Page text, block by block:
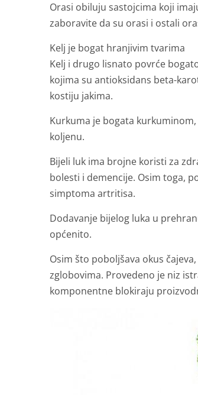
Orasi obiluju sastojcima koji
zaboravite da su orasi i ostali
Kelj je bogat hranjivim tvarima
Kelj i drugo lisnato povrće
kojima su antioksidans beta-
kostiju jakima.
Kurkuma je bogata
koljenu.
Bijeli luk ima brojne koristi za
bolesti i demencije. Osim toga,
simptoma artritisa.
Dodavanje bijelog luka u
općenito.
Osim što poboljšava okus
zglobovima. Provedeno je niz
komponentne blokiraju